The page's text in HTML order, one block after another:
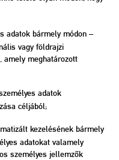
adatok bármely módon –
vagy földrajzi
amely meghatározott
adatok
céljából;
kezelésének bármely
adatokat valamely
személyes jellemzők